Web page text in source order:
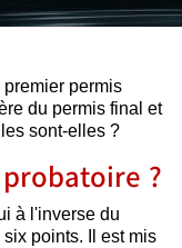
permis
du permis final et
sont-elles ?
?
à l'inverse du
points. Il est mis